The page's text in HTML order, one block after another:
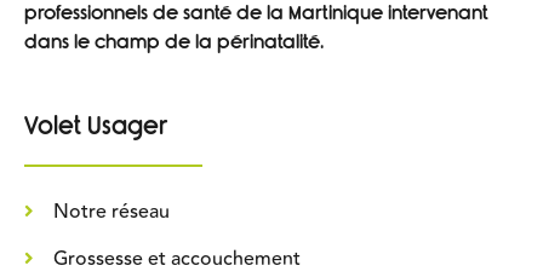
professionnels de santé de la Martinique intervenant
dans le champ de la périnatalité.
Volet Usager
Notre réseau
Grossesse et accouchement